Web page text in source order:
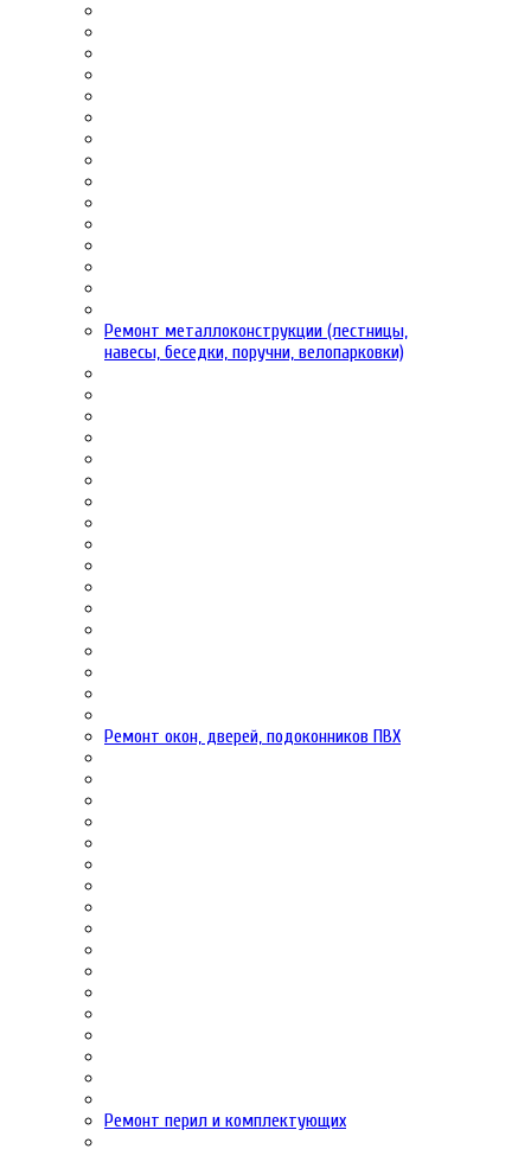
Ремонт металлоконструкции (лестницы,
навесы, беседки, поручни, велопарковки)
Ремонт окон, дверей, подоконников ПВХ
Ремонт перил и комплектующих